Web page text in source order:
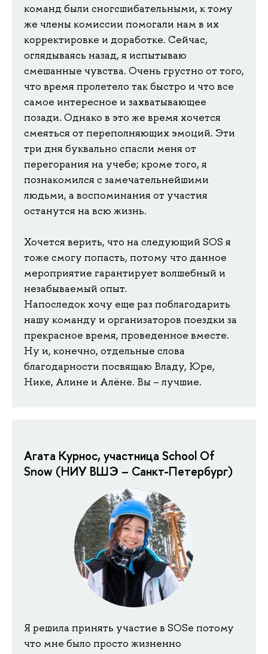
команд были сногсшибательными, к тому
же члены комиссии помогали нам в их
корректировке и доработке. Сейчас,
оглядываясь назад, я испытываю
смешанные чувства. Очень грустно от того,
что время пролетело так быстро и что все
самое интересное и захватывающее
позади. Однако в это же время хочется
смеяться от переполняющих эмоций. Эти
три дня буквально спасли меня от
перегорания на учебе; кроме того, я
познакомился с замечательнейшими
людьми, а воспоминания от участия
останутся на всю жизнь.
Хочется верить, что на следующий SOS я
тоже смогу попасть, потому что данное
мероприятие гарантирует волшебный и
незабываемый опыт.
Напоследок хочу еще раз поблагодарить
нашу команду и организаторов поездки за
прекрасное время, проведенное вместе.
Ну и, конечно, отдельные слова
благодарности посвящаю Владу, Юре,
Нике, Алине и Алёне. Вы – лучшие.
Агата Курнос, участница School Of
Snow (НИУ ВШЭ – Санкт-Петербург)
Я решила принять участие в SOSе потому
что мне было просто жизненно